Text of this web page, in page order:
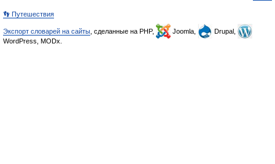
👣 Путешествия
Экспорт словарей на сайты , сделанные на PHP, Joomla,
Drupal,
WordPress, MODx.